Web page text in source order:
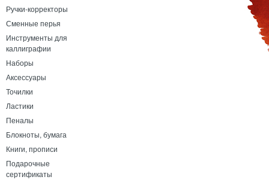
Ручки-корректоры
Сменные перья
Инструменты для
каллиграфии
Наборы
Аксессуары
Точилки
Ластики
Пеналы
Блокноты, бумага
Книги, прописи
Подарочные
сертификаты